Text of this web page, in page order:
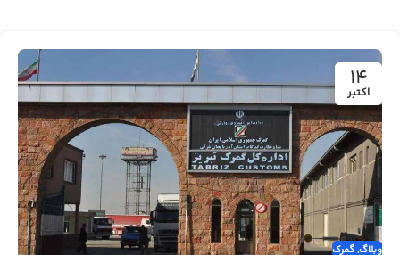
14
اکتبر
وبلاگ,گمرک